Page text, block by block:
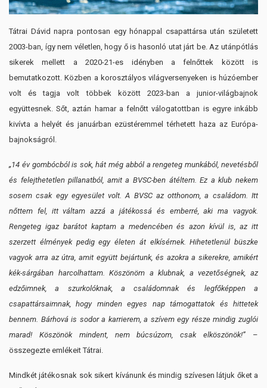
Tátrai Dávid napra pontosan egy hónappal csapattársa után született
2003-ban, így nem véletlen, hogy ő is hasonló utat járt be. Az utánpótlás
sikerek mellett a 2020-21-es idényben a felnőttek között is
bemutatkozott. Közben a korosztályos világversenyeken is húzóember
volt és tagja volt többek között 2023-ban a junior-világbajnok
együttesnek. Sőt, aztán hamar a felnőtt válogatottban is egyre inkább
kivívta a helyét és januárban ezüstéremmel térhetett haza az Európa-
bajnokságról.
„14 év gombócból is sok, hát még abból a rengeteg munkából, nevetésből
és felejthetetlen pillanatból, amit a BVSC-ben átéltem. Ez a klub nekem
sosem csak egy egyesület volt. A BVSC az otthonom, a családom. Itt
nőttem fel, itt váltam azzá a játékossá és emberré, aki ma vagyok.
Rengeteg igaz barátot kaptam a medencében és azon kívül is, az itt
szerzett élmények pedig egy életen át elkísérnek. Hihetetlenül büszke
vagyok arra az útra, amit együtt bejártunk, és azokra a sikerekre, amikért
kék-sárgában harcolhattam. Köszönöm a klubnak, a vezetőségnek, az
edzőimnek, a szurkolóknak, a családomnak és legfőképpen a
csapattársaimnak, hogy minden egyes nap támogattatok és hittetek
bennem. Bárhová is sodor a karrierem, a szívem egy része mindig zuglói
marad! Köszönök mindent, nem búcsúzom, csak elköszönök!” –
összegezte emlékeit Tátrai.
Mindkét játékosnak sok sikert kívánunk és mindig szívesen látjuk őket a